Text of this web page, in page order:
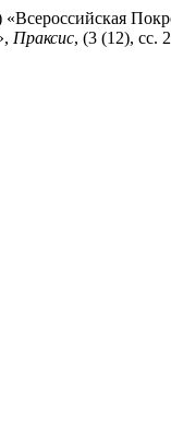
Праксис, (3 (12), сс.